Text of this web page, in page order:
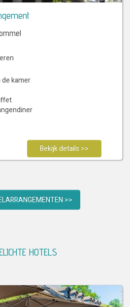
de kamer
Bekijk details >>
>>
HOTELS